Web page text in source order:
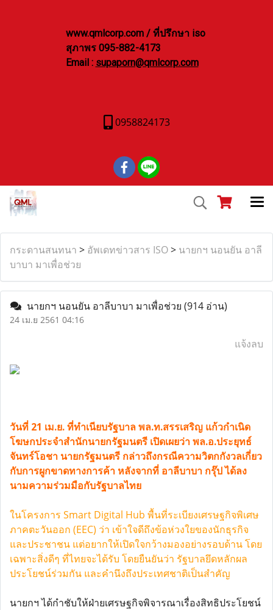
www.qmlcorp.com / ที่ปรึกษา iso
สุภาพร 095-882-4173
Email : supaporn@qmlcorp.com
0958824173
กระดานสนทนา > อัพเดทข่าวสาร ISO> นายกฯ นอนยัน อาลี
บาบา มาเพื่อช่วย
นายกฯ นอนยัน อาลีบาบา มาเพื่อช่วย (914 อ่าน)
24 เม.ย 2561 04:16
แจ้งลบ
วันที่ 21 เม.ย. ที่ทำเนียบรัฐบาล พล.ท.สรรเสริญ แก้วกำเนิด
โฆษกประจำสำนักนายกรัฐมนตรี เปิดเผยว่า พล.อ.ประยุทธ์
จันทร์โอชา นายกรัฐมนตรี กล่าวถึงกรณีความวิตกกังวลเกี่ยว
กับการผูกขาดทางการค้า หลังจากที่ อาลีบาบา กรุ๊ป ได้ลง
นามความร่วมมือกับรัฐบาลไทย
ในโครงการ Smart Digital Hub พื้นที่ระเบียงเศรษฐกิจพิเศษ
ภาคตะวันออก (EEC) ว่า เข้าใจดีถึงข้อห่วงใยของนักธุรกิจ
และประชาชน แต่อยากให้เปิดใจกว้างมองอย่างรอบด้าน โดย
เฉพาะสิ่งดีๆ ที่ไทยจะได้รับ โดยยืนยันว่า รัฐบาลยึดหลักผล
ประโยชน์ร่วมกัน และคำนึงถึงประเทศชาติเป็นสำคัญ
นายกฯ ได้กำชับให้ฝ่ายเศรษฐกิจพิจารณาเรื่องสิทธิประโยชน์